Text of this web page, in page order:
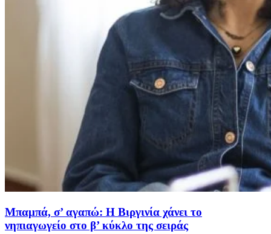
Μπαμπά, σ’ αγαπώ: Η Βιργινία χάνει το
νηπιαγωγείο στο β’ κύκλο της σειράς